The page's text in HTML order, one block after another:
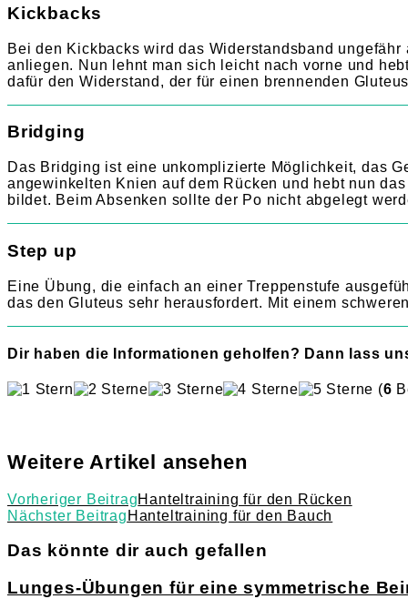
Kickbacks
Bei den Kickbacks wird das Widerstandsband
anliegen. Nun lehnt man sich leicht nach vorne und
dafür den Widerstand, der für einen brennenden
Bridging
Das Bridging ist eine unkomplizierte Möglichkeit, das
angewinkelten Knien auf dem Rücken und hebt nun
bildet. Beim Absenken sollte der Po nicht abgelegt
Step up
Eine Übung, die einfach an einer Treppenstufe
das den Gluteus sehr herausfordert. Mit einem
Dir haben die Informationen geholfen? Dann lass
(6
Weitere Artikel ansehen
Vorheriger BeitragHanteltraining für den Rücken
Nächster Beitrag Hanteltraining für den Bauch
Das könnte dir auch gefallen
Lunges-Übungen für eine symmetrische